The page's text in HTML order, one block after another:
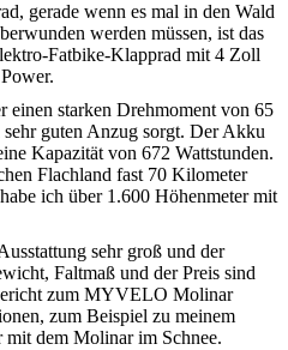
gerade wenn es mal in den Wald
werden müssen, ist das
Fatbike-Klapprad mit 4 Zoll
starken Drehmoment von 65
guten Anzug sorgt. Der Akku
Kapazität von 672 Wattstunden.
Flachland fast 70 Kilometer
ich über 1.600 Höhenmeter mit
sehr groß und der
Faltmaß und der Preis sind
zum MYVELO Molinar
zum Beispiel zu meinem
dem Molinar im Schnee.